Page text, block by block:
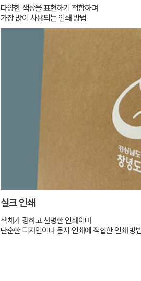
다양한 색상을 표현하기 적합하며
가장 많이 사용되는 인쇄 방법
실크 인쇄
색채가 강하고 선명한 인쇄이며
단순한 디자인이나 문자 인쇄에 적합한 인쇄 방